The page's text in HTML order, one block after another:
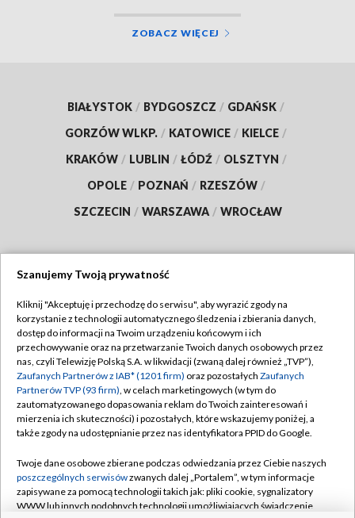
ZOBACZ WIĘCEJ
BIAŁYSTOK / BYDGOSZCZ / GDAŃSK /
GORZÓW WLKP. / KATOWICE / KIELCE /
KRAKÓW / LUBLIN / ŁÓDŹ / OLSZTYN /
OPOLE / POZNAŃ / RZESZÓW /
SZCZECIN / WARSZAWA / WROCŁAW
TVP
Abonament TVP
Emisja w TVP
Centrum informacji TVP
Naziemna Telewizja Cyfrowa
Rada Programowa
System NOS
Regulamin TVP
Polityka prywatności
Moje zgody
Pomoc
Kontakt
Szanujemy Twoją prywatność
Kliknij "Akceptuję i przechodzę do serwisu", aby wyrazić zgody na
korzystanie z technologii automatycznego śledzenia i zbierania danych,
dostęp do informacji na Twoim urządzeniu końcowym i ich
przechowywanie oraz na przetwarzanie Twoich danych osobowych przez
nas, czyli Telewizję Polską S.A. w likwidacji (zwaną dalej również „TVP”),
Zaufanych Partnerów z IAB* (1201 firm) oraz pozostałych Zaufanych
Partnerów TVP (93 firm), w celach marketingowych (w tym do
zautomatyzowanego dopasowania reklam do Twoich zainteresowań i
mierzenia ich skuteczności) i pozostałych, które wskazujemy poniżej, a
także zgody na udostępnianie przez nas identyfikatora PPID do Google.
Twoje dane osobowe zbierane podczas odwiedzania przez Ciebie naszych
poszczególnych serwisówzwanych dalej „Portalem”, w tym informacje
zapisywane za pomocą technologii takich jak: pliki cookie, sygnalizatory
WWW lub innych podobnych technologii umożliwiających świadczenie